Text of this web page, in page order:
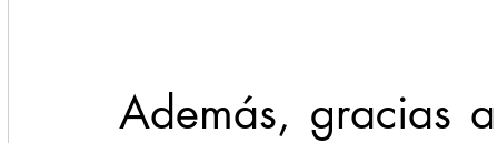
Además, gracias